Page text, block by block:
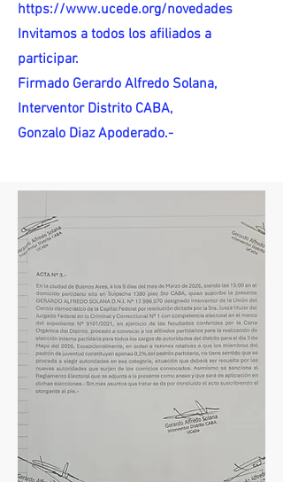
https://www.ucede.org/novedades
Invitamos a todos los afiliados a
participar.
Firmado Gerardo Alfredo Solana,
Interventor Distrito CABA,
Gonzalo Diaz Apoderado.-